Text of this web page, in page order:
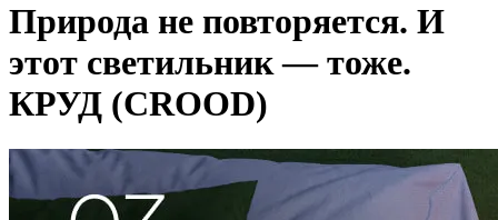
Природа не повторяется. И
этот светильник — тоже.
КРУД (CROOD)